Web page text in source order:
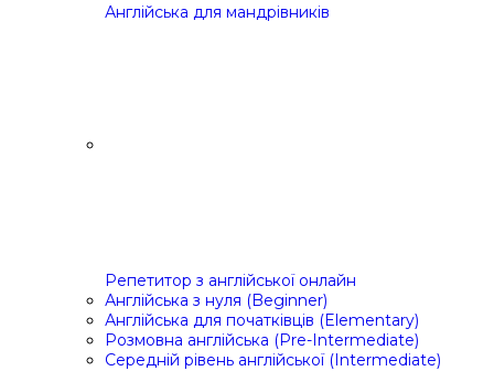
Англійська для мандрівників
Репетитор з англійської онлайн
Англійська з нуля (Beginner)
Англійська для початківців (Elementary)
Розмовна англійська (Pre-Intermediate)
Середній рівень англійської (Intermediate)